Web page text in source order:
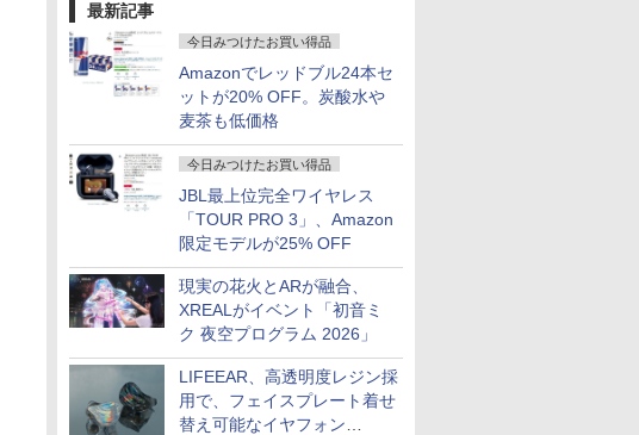
最新記事
今日みつけたお買い得品
Amazonでレッドブル24本セ
ットが20% OFF。炭酸水や
麦茶も低価格
今日みつけたお買い得品
JBL最上位完全ワイヤレス
「TOUR PRO 3」、Amazon
限定モデルが25% OFF
現実の花火とARが融合、
XREALがイベント「初音ミ
ク 夜空プログラム 2026」
LIFEEAR、高透明度レジン採
用で、フェイスプレート着せ
替え可能なイヤフォン